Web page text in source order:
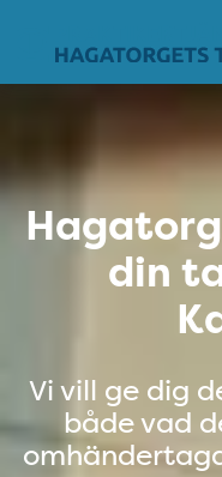
din
Vi vill ge dig
både vad